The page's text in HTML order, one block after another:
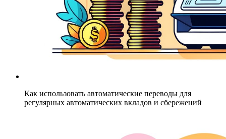
Как использовать автоматические переводы для
регулярных автоматических вкладов и сбережений